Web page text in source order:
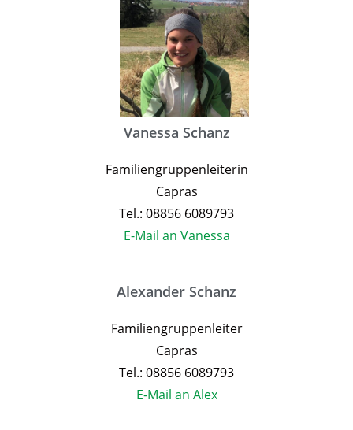
Vanessa Schanz
Familiengruppenleiterin
Capras
Tel.: 08856 6089793
E-Mail an Vanessa
Alexander Schanz
Familiengruppenleiter
Capras
Tel.: 08856 6089793
E-Mail an Alex